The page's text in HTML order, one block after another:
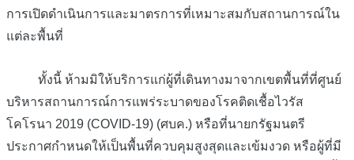
การเปิดดำเนินการและมาตรการที่เหมาะสมกับสถานการณ์ใน
แต่ละพื้นที่
ทั้งนี้ ห้ามมิให้บริการแก่ผู้ที่เดินทางมาจากเขตพื้นที่ที่ศูนย์
บริหารสถานการณ์การแพร่ระบาดของโรคติดเชื้อไวรัส
โคโรนา 2019 (COVID-19) (ศบค.) หรือที่นายกรัฐมนตรี
ประกาศกำหนดให้เป็นพื้นที่ควบคุมสูงสุดและเข้มงวด หรือผู้ที่มี